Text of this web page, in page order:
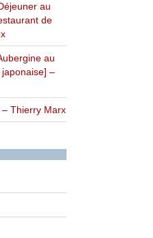
au
de
au
–
Thierry Marx